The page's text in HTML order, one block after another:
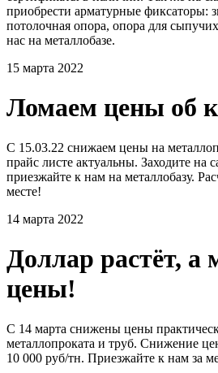
приобрести арматурные фиксаторы:
потолочная опора, опора для
нас на металлобазе.
15 марта 2022
Ломаем цены об
С 15.03.22 снижаем цены на
прайс листе актуальны. Заходите на
приезжайте к нам на металлобазу.
месте!
14 марта 2022
Доллар растёт,
цены!
С 14 марта снижены цены
металлопроката и труб. Снижение
10 000 руб/тн. Приезжайте к нам за